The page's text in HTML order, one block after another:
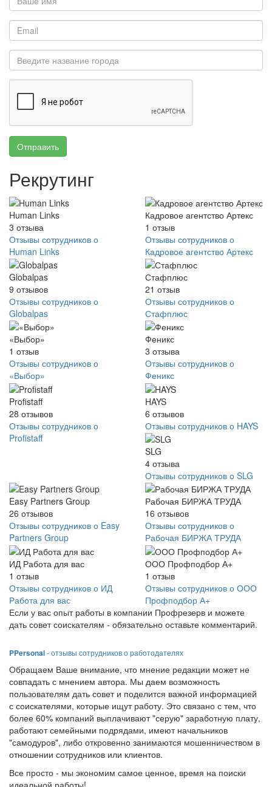
Отправить
Рекрутинг
Human Links
3 отзыва
Отзывы сотрудников о
Human Links
Кадровое агентство Артекс
1 отзыв
Отзывы сотрудников о
Кадровое агентство Артекс
Globalpas
9 отзывов
Отзывы сотрудников о
Globalpas
Стафплюс
21 отзыв
Отзывы сотрудников о
Стафплюс
«Выбор»
1 отзыв
Отзывы сотрудников о
«Выбор»
Феникс
3 отзыва
Отзывы сотрудников о
Феникс
Profistaff
28 отзывов
Отзывы сотрудников о
Profistaff
HAYS
6 отзывов
Отзывы сотрудников о HAYS
SLG
4 отзыва
Отзывы сотрудников о SLG
Easy Partners Group
26 отзывов
Отзывы сотрудников о Easy
Partners Group
Рабочая БИРЖА ТРУДА
16 отзывов
Отзывы сотрудников о
Рабочая БИРЖА ТРУДА
ИД Работа для вас
1 отзыв
Отзывы сотрудников о ИД
Работа для вас
ООО Профподбор А+
1 отзыв
Отзывы сотрудников о ООО
Профподбор А+
Если у вас опыт работы в компании Профрезерв и можете
дать совет соискателям - обязательно оставьте комментарий.
PPersonal- отзывы сотрудников о работодателях
Обращаем Ваше внимание, что мнение редакции может не
совпадать с мнением автора. Мы даем возможность
пользователям дать совет и поделится важной информацией
с соискателями, которые ищут работу. Это связано с тем, что
более 60% компаний выплачивают "серую" заработную плату,
работают семейными подрядами, имеют начальников
"самодуров", либо откровенно занимаются мошенничеством в
отношении сотрудников или клиентов.
Все просто - мы экономим самое ценное, время на поиски
идеальной работы!